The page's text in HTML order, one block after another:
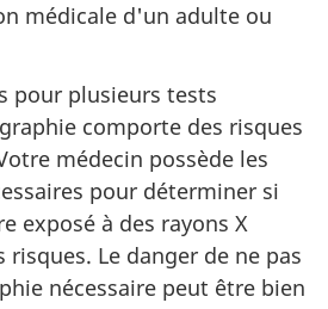
médicale d'un adulte ou
pour plusieurs tests
comporte des risques
médecin possède les
pour déterminer si
exposé à des rayons X
Le danger de ne pas
nécessaire peut être bien